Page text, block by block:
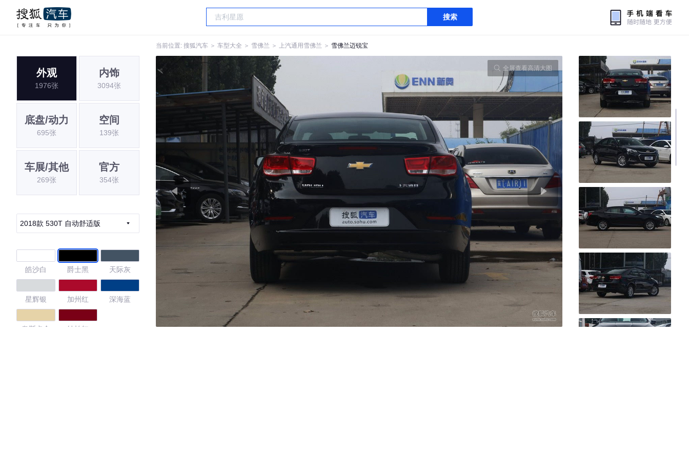
搜索
当前位置: 搜狐汽车 ＞ 车型大全 ＞ 雪佛兰 ＞ 上汽通用雪佛兰 ＞ 雪佛兰迈锐宝
外观
1976张
内饰
3094张
底盘/动力
695张
空间
139张
车展/其他
269张
官方
354张
2018款 530T 自动舒适版
皓沙白 爵士黑 天际灰
星辉银 加州红 深海蓝
奥斯卡金 纳帕红
全屏查看高清大图